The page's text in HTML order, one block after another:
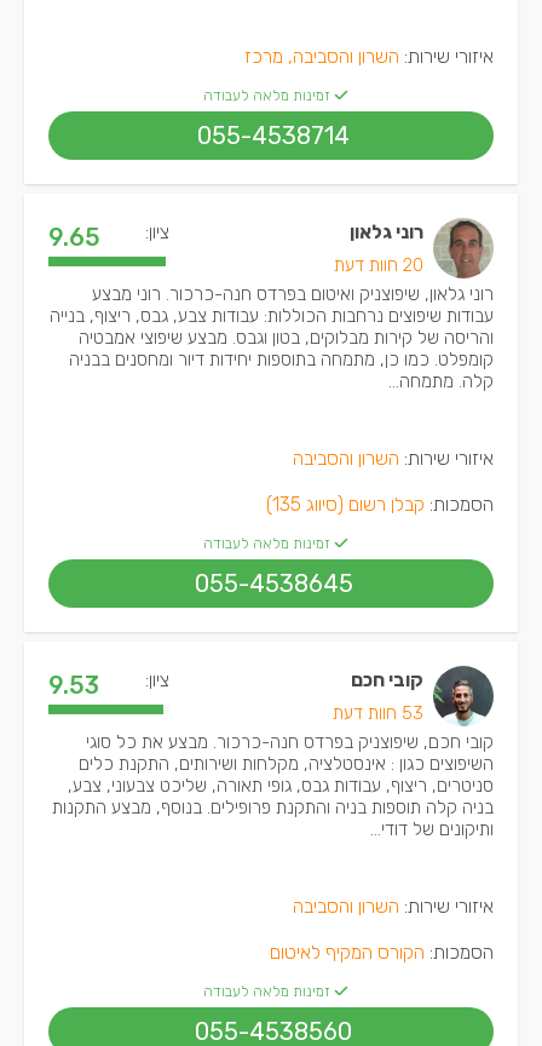
איזורי שירות: השרון והסביבה, מרכז
זמינות מלאה לעבודה
055-4538714
רוני גלאון
20 חוות דעת
ציון: 9.65
רוני גלאון, שיפוצניק ואיטום בפרדס חנה-כרכור. רוני מבצע
עבודות שיפוצים נרחבות הכוללות: עבודות צבע, גבס, ריצוף, בנייה
והריסה של קירות מבלוקים, בטון וגבס. מבצע שיפוצי אמבטיה
קומפלט. כמו כן, מתמחה בתוספות יחידות דיור ומחסנים בבניה
קלה. מתמחה...
איזורי שירות: השרון והסביבה
הסמכות: קבלן רשום (סיווג 135)
זמינות מלאה לעבודה
055-4538645
קובי חכם
53 חוות דעת
ציון: 9.53
קובי חכם, שיפוצניק בפרדס חנה-כרכור. מבצע את כל סוגי
השיפוצים כגון : אינסטלציה, מקלחות ושירותים, התקנת כלים
סניטרים, ריצוף, עבודות גבס, גופי תאורה, שליכט צבעוני, צבע,
בניה קלה תוספות בניה והתקנת פרופילים. בנוסף, מבצע התקנות
ותיקונים של דודי...
איזורי שירות: השרון והסביבה
הסמכות: הקורס המקיף לאיטום
זמינות מלאה לעבודה
055-4538560